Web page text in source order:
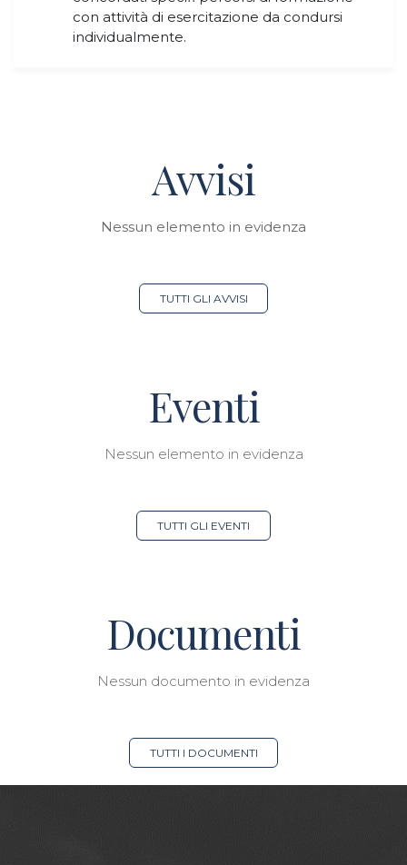
con attività di esercitazione da condursi
individualmente.
Avvisi
Nessun elemento in evidenza
TUTTI GLI AVVISI
Eventi
Nessun elemento in evidenza
TUTTI GLI EVENTI
Documenti
Nessun documento in evidenza
TUTTI I DOCUMENTI